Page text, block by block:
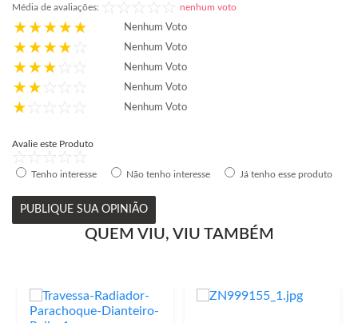
Média de avaliações: nenhum voto
Nenhum Voto
Nenhum Voto
Nenhum Voto
Nenhum Voto
Nenhum Voto
Avalie este Produto
Tenho interesse Não tenho interesse Já tenho esse produto
PUBLIQUE SUA OPINIÃO
QUEM VIU, VIU TAMBÉM